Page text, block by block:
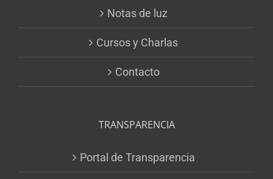
Notas de luz
Cursos y Charlas
Contacto
TRANSPARENCIA
Portal de Transparencia